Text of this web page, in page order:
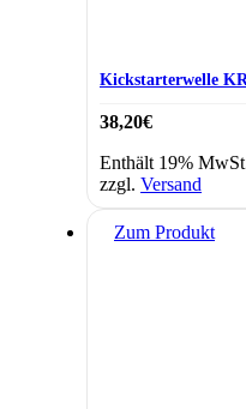
Kickstarterwelle
38,20€
Enthält 19%
zzgl. Versand
Zum Produkt